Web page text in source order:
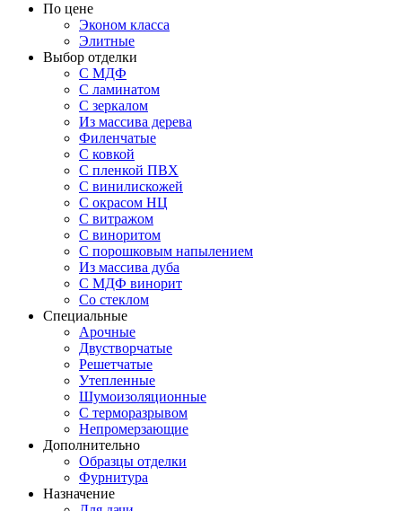
По цене
Эконом класса
Элитные
Выбор отделки
С МДФ
С ламинатом
С зеркалом
Из массива дерева
Филенчатые
С ковкой
С пленкой ПВХ
С винилискожей
С окрасом НЦ
С витражом
С виноритом
С порошковым напылением
Из массива дуба
С МДФ винорит
Со стеклом
Специальные
Арочные
Двустворчатые
Решетчатые
Утепленные
Шумоизоляционные
С терморазрывом
Непромерзающие
Дополнительно
Образцы отделки
Фурнитура
Назначение